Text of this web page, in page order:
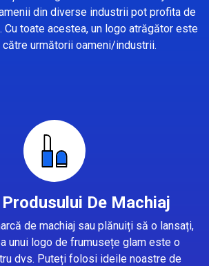
din diverse industrii pot profita de
Cu toate acestea, un logo atrăgător este
următorii oameni/industrii.
De Machiaj
de machiaj sau plănuiți să o lansați,
unui logo de frumusețe glam este o
dvs. Puteți folosi ideile noastre de